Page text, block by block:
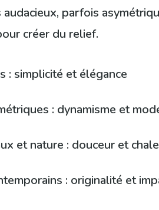
parfois
créer du relief.
: simplicité et élégance
: dynamisme et
et nature : douceur et
: originalité et